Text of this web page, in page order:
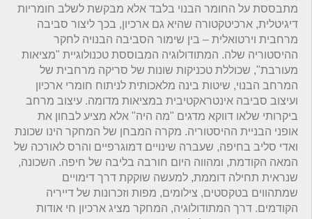
מתבססת על החומר הבנוי בלבד אלא מבקשת לשלב חומריות
דיגיטלית, ארכיטקטורה שהיא גם ארכיון, בכך ליצור סביבה
מרחבית וירטואלית – בין שימור הסביבה הבנויה לחקר
ההיסטוריה שלה. המתודולוגיה המבוססת טכנולוגיית "מציאות
מעורבת", שכוללת טכניקות שונות של סריקה מרחבית של
המרחב הבנוי, שיטות בינה מלאכותית לניתוח חומרי ארכיון
ועיצוב סביבה אינטראקטיבית במציאות מדומה. עיצוב מרחב
ביקרותי שלאו דווקא מדגים "מה היה" אלא מציע לבחון את
אופני הבניית ההיסטוריה. מקרה המבחן של המחקר הינו שכונת
ואדי סליב בחיפה, שעברה שינויים דמוגרפיים והרס לאורכה של
המאה הקודמת, ומהווה היום חורבה בליבה של חיפה. השכונה,
שנראית תחילה דוממת, למעשה שוקקת דרך דימויים
שמתהווים בטקסטים, צילומים, מפות וזכרונות של דייריה
הקודמים. דרך המתודולוגיה, המחקר מציג ארכיון חי אודות